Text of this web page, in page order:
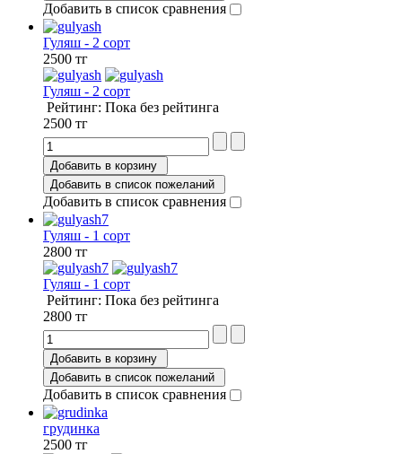
Добавить в список сравнения
Гуляш - 2 сорт
2500 тг
Гуляш - 2 сорт
Рейтинг: Пока без рейтинга
2500 тг
Добавить в корзину
Добавить в список пожеланий
Добавить в список сравнения
Гуляш - 1 сорт
2800 тг
Гуляш - 1 сорт
Рейтинг: Пока без рейтинга
2800 тг
Добавить в корзину
Добавить в список пожеланий
Добавить в список сравнения
грудинка
2500 тг